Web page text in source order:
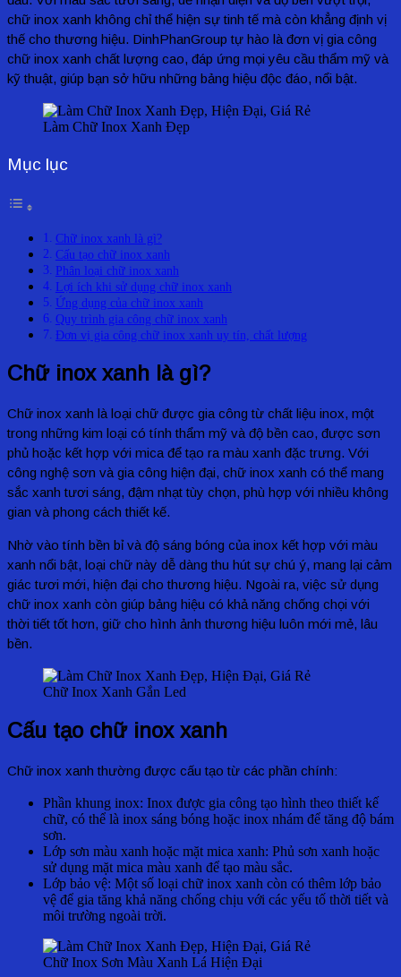
chữ inox xanh không chỉ thể hiện sự tinh tế mà còn khẳng định vị
thế cho thương hiệu. DinhPhanGroup tự hào là đơn vị gia công
chữ inox xanh chất lượng cao, đáp ứng mọi yêu cầu thẩm mỹ và
kỹ thuật, giúp bạn sở hữu những bảng hiệu độc đáo, nổi bật.
Làm Chữ Inox Xanh Đẹp
Mục lục
Chữ inox xanh là gì?
Cấu tạo chữ inox xanh
Phân loại chữ inox xanh
Lợi ích khi sử dụng chữ inox xanh
Ứng dụng của chữ inox xanh
Quy trình gia công chữ inox xanh
Đơn vị gia công chữ inox xanh uy tín, chất lượng
Chữ inox xanh là gì?
Chữ inox xanh là loại chữ được gia công từ chất liệu inox, một
trong những kim loại có tính thẩm mỹ và độ bền cao, được sơn
phủ hoặc kết hợp với mica để tạo ra màu xanh đặc trưng. Với
công nghệ sơn và gia công hiện đại, chữ inox xanh có thể mang
sắc xanh tươi sáng, đậm nhạt tùy chọn, phù hợp với nhiều không
gian và phong cách thiết kế.
Nhờ vào tính bền bỉ và độ sáng bóng của inox kết hợp với màu
xanh nổi bật, loại chữ này dễ dàng thu hút sự chú ý, mang lại cảm
giác tươi mới, hiện đại cho thương hiệu. Ngoài ra, việc sử dụng
chữ inox xanh còn giúp bảng hiệu có khả năng chống chọi với
thời tiết tốt hơn, giữ cho hình ảnh thương hiệu luôn mới mẻ, lâu
bền.
Chữ Inox Xanh Gắn Led
Cấu tạo chữ inox xanh
Chữ inox xanh thường được cấu tạo từ các phần chính:
Phần khung inox: Inox được gia công tạo hình theo thiết kế
chữ, có thể là inox sáng bóng hoặc inox nhám để tăng độ bám
sơn.
Lớp sơn màu xanh hoặc mặt mica xanh: Phủ sơn xanh hoặc
sử dụng mặt mica màu xanh để tạo màu sắc.
Lớp bảo vệ: Một số loại chữ inox xanh còn có thêm lớp bảo
vệ để gia tăng khả năng chống chịu với các yếu tố thời tiết và
môi trường ngoài trời.
Chữ Inox Sơn Màu Xanh Lá Hiện Đại